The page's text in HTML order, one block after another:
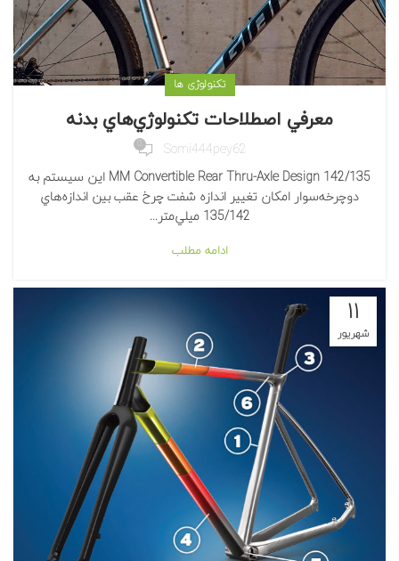
تکنولوژی ها
معرفي اصطلاحات تكنولوژي‌هاي بدنه
Somi444pey62
142/135 MM Convertible Rear Thru-Axle Design اين سيستم به
دوچرخه‌سوار امكان تغيير اندازه شفت چرخ عقب بين اندازه‌هاي
135/142 ميلي‌متر...
ادامه مطلب
۱۱
شهریور